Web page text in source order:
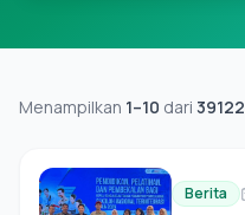
Menampilkan 1–10 dari 39122
Berita